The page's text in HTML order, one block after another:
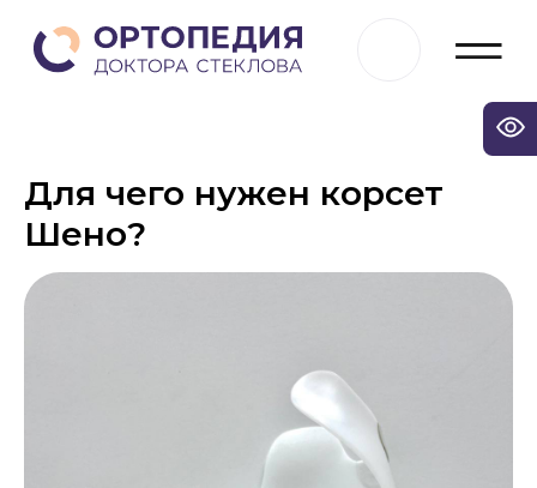
Для чего нужен корсет
Шено?